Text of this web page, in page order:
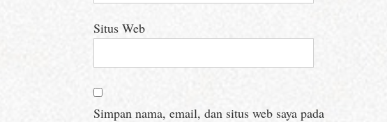
Situs Web
Simpan nama, email, dan situs web saya pada